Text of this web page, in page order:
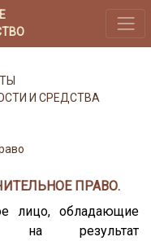
И СРЕДСТВА
ПРАВО.
лицо, обладающие
на результат